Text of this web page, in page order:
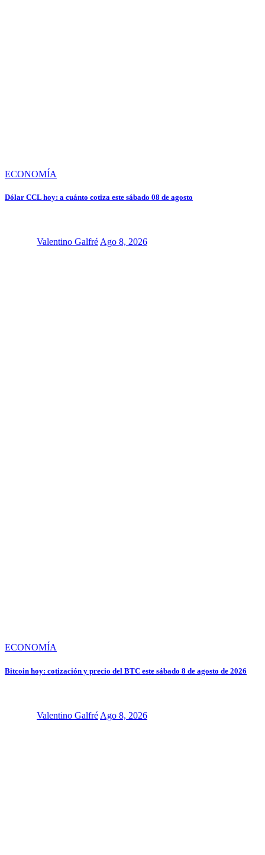
ECONOMÍA
Dólar CCL hoy: a cuánto cotiza este sábado 08 de agosto
Valentino GalfréAgo 8, 2026
ECONOMÍA
Bitcoin hoy: cotización y precio del BTC este sábado 8 de agosto de 2026
Valentino Galfré Ago 8, 2026